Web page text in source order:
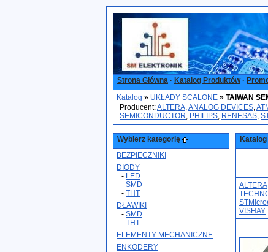
Strona Główna · Katalog Produktów·
Katalog » UKŁADY SCALONE » TAIWAN
Producent:ALTERA,ANALOG DEVICES,
SEMICONDUCTOR, PHILIPS, RENESAS,
Wybierz kategorię
BEZPIECZNIKI
DIODY
- LED
- SMD
- THT
DŁAWIKI
- SMD
- THT
ELEMENTY MECHANICZNE
ENKODERY
ALTERA
VISHAY